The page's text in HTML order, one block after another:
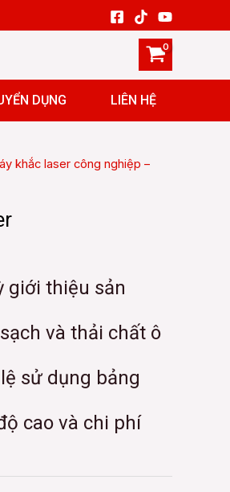
DỤNG LIÊN HỆ
khắc laser công nghiệp –
giới thiệu sản
và thải chất ô
sử dụng bảng
cao và chi phí